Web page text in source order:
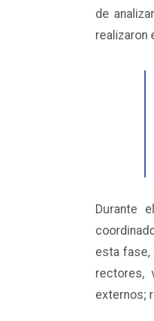
de
realizaron
Durante
esta fase,
rectores,
externos;